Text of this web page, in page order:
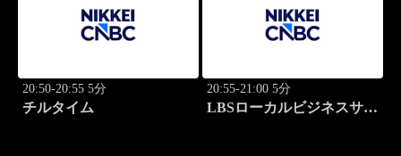
20:50-20:55 5分
チルタイム
20:55-21:00 5分
LBSローカルビジネスサテ